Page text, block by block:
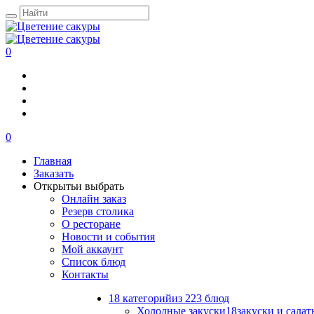
0
0
Главная
Заказать
Открытьи выбрать
Онлайн заказ
Резерв столика
О ресторане
Новости и события
Мой аккаунт
Список блюд
Контакты
18 категорийиз 223 блюд
Холодные закуски18закуски и